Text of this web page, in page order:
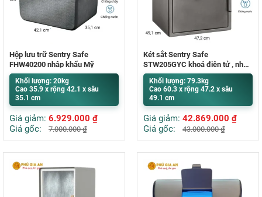
Hộp lưu trữ Sentry Safe
FHW40200 nhập khẩu Mỹ
Khối lượng: 20kg
Cao 35.9 x rộng 42.1 x sâu
35.1 cm
Giá giảm: 6.929.000 ₫
Giá gốc:
7.000.000₫
Két sắt Sentry Safe
STW205GYC khoá điện tử , nhập
khẩu Mỹ
Khối lượng: 79.3kg
Cao 60.3 x rộng 47.2 x sâu
49.1 cm
Giá giảm: 42.869.000 ₫
Giá gốc:
43.000.000₫